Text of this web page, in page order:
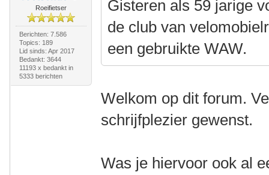
Roeifietser
Berichten: 7.586
Topics: 189
Lid sinds: Apr 2017
Bedankt: 3644
11193 x bedankt in
5333 berichten
Gisteren als 59 jarige
de club van
een gebruikte WAW.
Welkom op dit forum.
schrijfplezier gewenst.
Was je hiervoor ook al